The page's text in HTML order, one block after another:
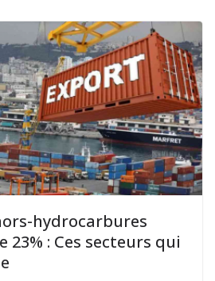
hydrocarbures
: Ces secteurs qui